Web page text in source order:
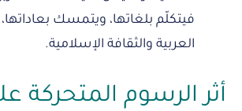
فيتكلّم بلغاتها، ويتمسك
العربية والثقافة الإسلامية.
أثر الرسوم المتحركة